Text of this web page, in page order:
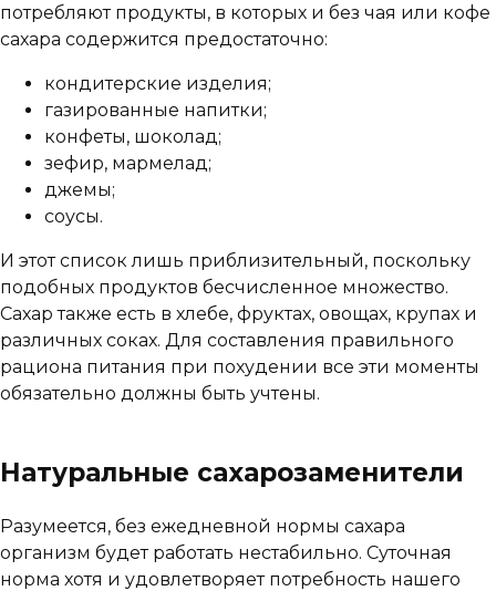
потребляют продукты, в которых и без чая или кофе
сахара содержится предостаточно:
кондитерские изделия;
газированные напитки;
конфеты, шоколад;
зефир, мармелад;
джемы;
соусы.
И этот список лишь приблизительный, поскольку
подобных продуктов бесчисленное множество.
Сахар также есть в хлебе, фруктах, овощах, крупах и
различных соках. Для составления правильного
рациона питания при похудении все эти моменты
обязательно должны быть учтены.
Натуральные сахарозаменители
Разумеется, без ежедневной нормы сахара
организм будет работать нестабильно. Суточная
норма хотя и удовлетворяет потребность нашего